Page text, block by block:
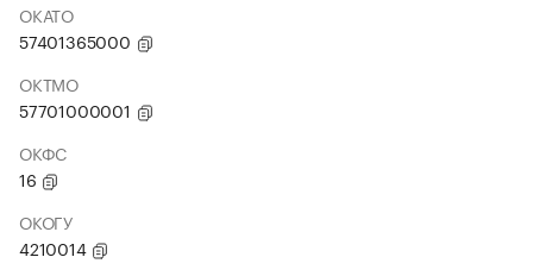
ОКАТО
57401365000
ОКТМО
57701000001
ОКФС
16
ОКОГУ
4210014